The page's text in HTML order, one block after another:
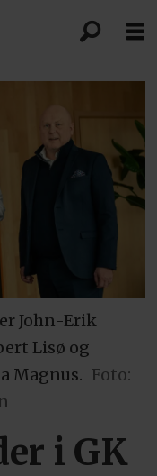
John-Erik
Lisø og
Magnus. Foto:
i GK